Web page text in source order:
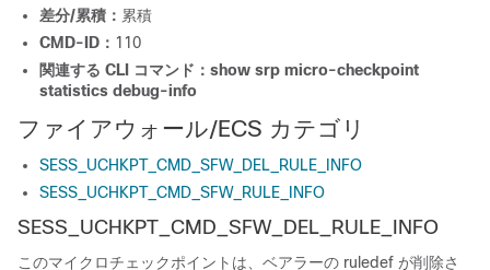
差分/累積： 累積
CMD-ID： 110
関連する CLI コマンド： show srp micro-checkpoint
statistics debug-info
ファイアウォール/ECS カテゴリ
SESS_UCHKPT_CMD_SFW_DEL_RULE_INFO
SESS_UCHKPT_CMD_SFW_RULE_INFO
SESS_UCHKPT_CMD_SFW_DEL_RULE_INFO
このマイクロチェックポイントは、ベアラーの ruledef が削除さ